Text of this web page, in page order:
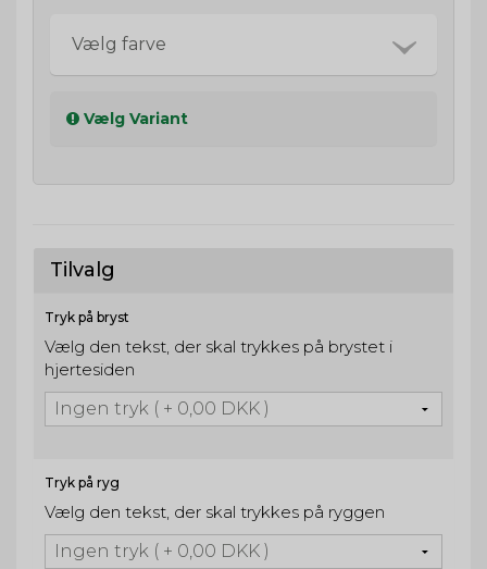
Vælg farve
Vælg Variant
Tilvalg
Tryk på bryst
Vælg den tekst, der skal trykkes på brystet i
hjertesiden
Tryk på ryg
Vælg den tekst, der skal trykkes på ryggen